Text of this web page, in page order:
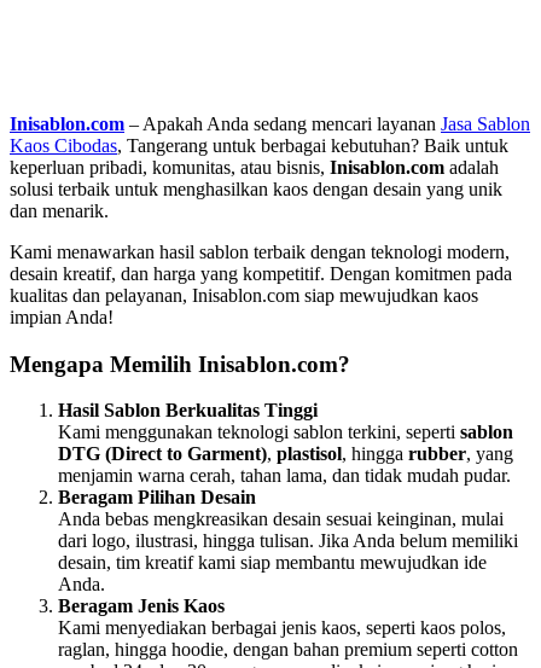
Inisablon.com – Apakah Anda sedang mencari layanan Jasa Sablon
Kaos Cibodas, Tangerang untuk berbagai kebutuhan? Baik untuk
keperluan pribadi, komunitas, atau bisnis, Inisablon.com adalah
solusi terbaik untuk menghasilkan kaos dengan desain yang unik
dan menarik.
Kami menawarkan hasil sablon terbaik dengan teknologi modern,
desain kreatif, dan harga yang kompetitif. Dengan komitmen pada
kualitas dan pelayanan, Inisablon.com siap mewujudkan kaos
impian Anda!
Mengapa Memilih Inisablon.com?
Hasil Sablon Berkualitas Tinggi
Kami menggunakan teknologi sablon terkini, seperti sablon
DTG (Direct to Garment), plastisol, hingga rubber, yang
menjamin warna cerah, tahan lama, dan tidak mudah pudar.
Beragam Pilihan Desain
Anda bebas mengkreasikan desain sesuai keinginan, mulai
dari logo, ilustrasi, hingga tulisan. Jika Anda belum memiliki
desain, tim kreatif kami siap membantu mewujudkan ide
Anda.
Beragam Jenis Kaos
Kami menyediakan berbagai jenis kaos, seperti kaos polos,
raglan, hingga hoodie, dengan bahan premium seperti cotton